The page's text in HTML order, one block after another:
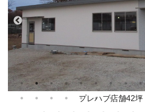
プレハブ店舗42坪